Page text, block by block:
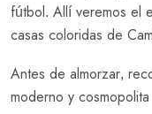
fútbol. Allí veremos el
casas coloridas de
Antes de almorzar,
moderno y